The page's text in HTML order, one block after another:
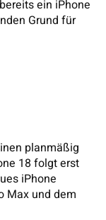
ein iPhone
Grund für
planmäßig
18 folgt erst
iPhone
Max und dem